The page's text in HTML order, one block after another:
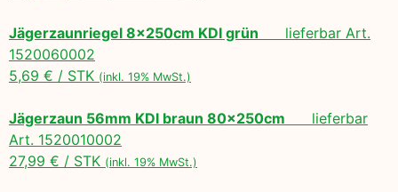
Jägerzaunriegel 8x250cm KDI grün lieferbar Art.
1520060002
5,69 € / STK (inkl. 19% MwSt.)
Jägerzaun 56mm KDI braun 80x250cm lieferbar
Art. 1520010002
27,99 € / STK (inkl. 19% MwSt.)